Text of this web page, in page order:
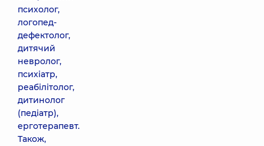
психолог,
логопед-
дефектолог,
дитячий
невролог,
психіатр,
реабілітолог,
дитинолог
(педіатр),
ерготерапевт.
Також,